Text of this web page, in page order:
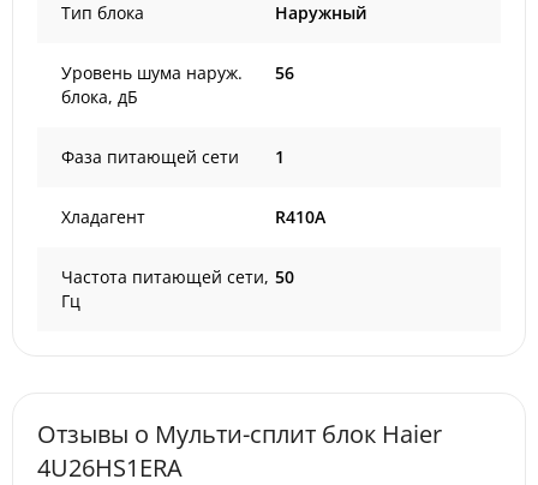
Тип блока Наружный
Уровень шума наруж.
блока, дБ
56
Фаза питающей сети 1
Хладагент R410A
Частота питающей сети,
Гц
50
Отзывы о Мульти-сплит блок Haier
4U26HS1ERA